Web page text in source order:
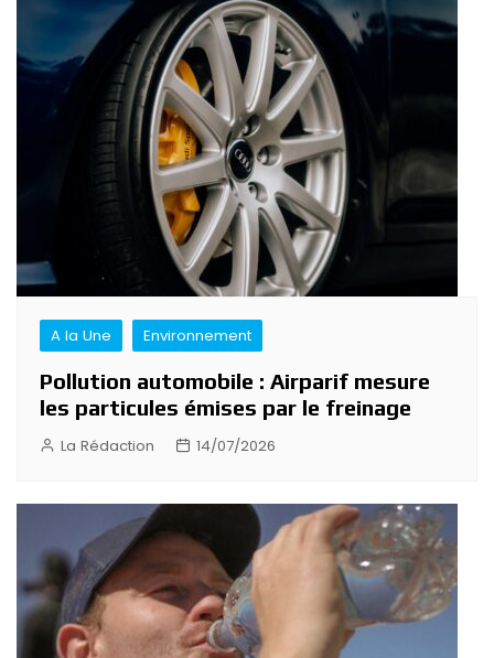
A la Une Environnement
Pollution automobile : Airparif mesure
les particules émises par le freinage
La Rédaction 14/07/2026